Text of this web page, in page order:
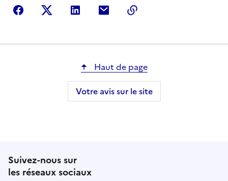
Partager sur Facebook
Partager sur Twitter
Partager sur LinkedIn
Partager par courriel
Haut de page
Votre avis sur le site
Suivez-nous sur
les réseaux sociaux